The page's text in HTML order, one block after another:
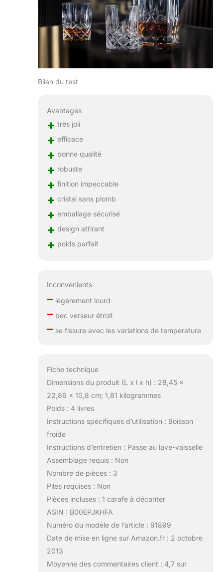
Bilan du test
Avantages
+ très joli
+ efficace
+ bonne qualité
+ robuste
+ finition impeccable
+ cristal sans plomb
+ emballage sécurisé
+ design attirant
+ poids parfait
Inconvénients
–légèrement lourd
–bec verseur étroit
–se fissure avec les variations de température
Fiche technique
Dimensions du produit (L x l x h) : 28,45 x
22,86 x 10,8 cm; 1,81 kilogrammes
Poids : 4 livres
Instructions spécifiques d’utilisation : Boisson
froide
Instructions d’entretien : Passe au lave-vaisselle
Assemblage requis : Non
Nombre de pièces : 3
Piles requises : Non
Pièces incluses : 1 carafe à décanter
ASIN : B00EPJKHFA
Numéro du modèle de l’article : 91899
Date de mise en ligne sur Amazon.fr : 2 octobre
2013
Moyenne des commentaires client : 4,7 sur